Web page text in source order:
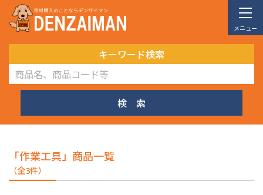
メニュー
キーワード検索
検 索
「作業工具」商品一覧
（全3件）